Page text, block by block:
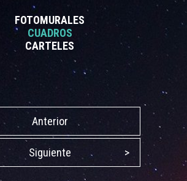
FOTOMURALES
CUADROS
CARTELES
Anterior
Siguiente >